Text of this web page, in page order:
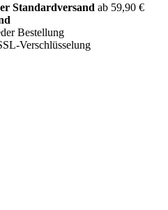
Standardversand ab 59,90 €
Bestellung
Verschlüsselung